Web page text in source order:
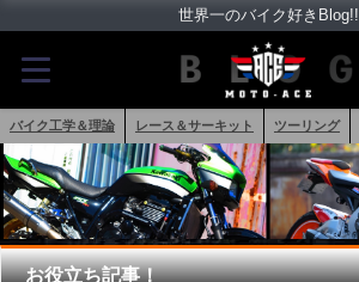
世界一のバイク好きBlog!!
バイク工学＆理論 レース＆サーキット ツーリング
お役立ち記事！